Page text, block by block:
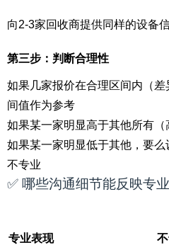
向2-3家回收商提供同样的设备
第三步：判断合理性
如果几家报价在合理区间内（
间值作为参考
如果某一家明显高于其他所有
如果某一家明显低于其他，要
不专业
✅ 哪些沟通细节能反映专
专业表现